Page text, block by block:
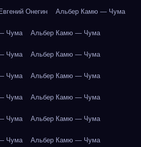
Онегин Альбер Камю — Чума
Чума Альбер Камю — Чума
Чума Альбер Камю — Чума
Чума Альбер Камю — Чума
Чума Альбер Камю — Чума
Чума Альбер Камю — Чума
Чума Альбер Камю — Чума